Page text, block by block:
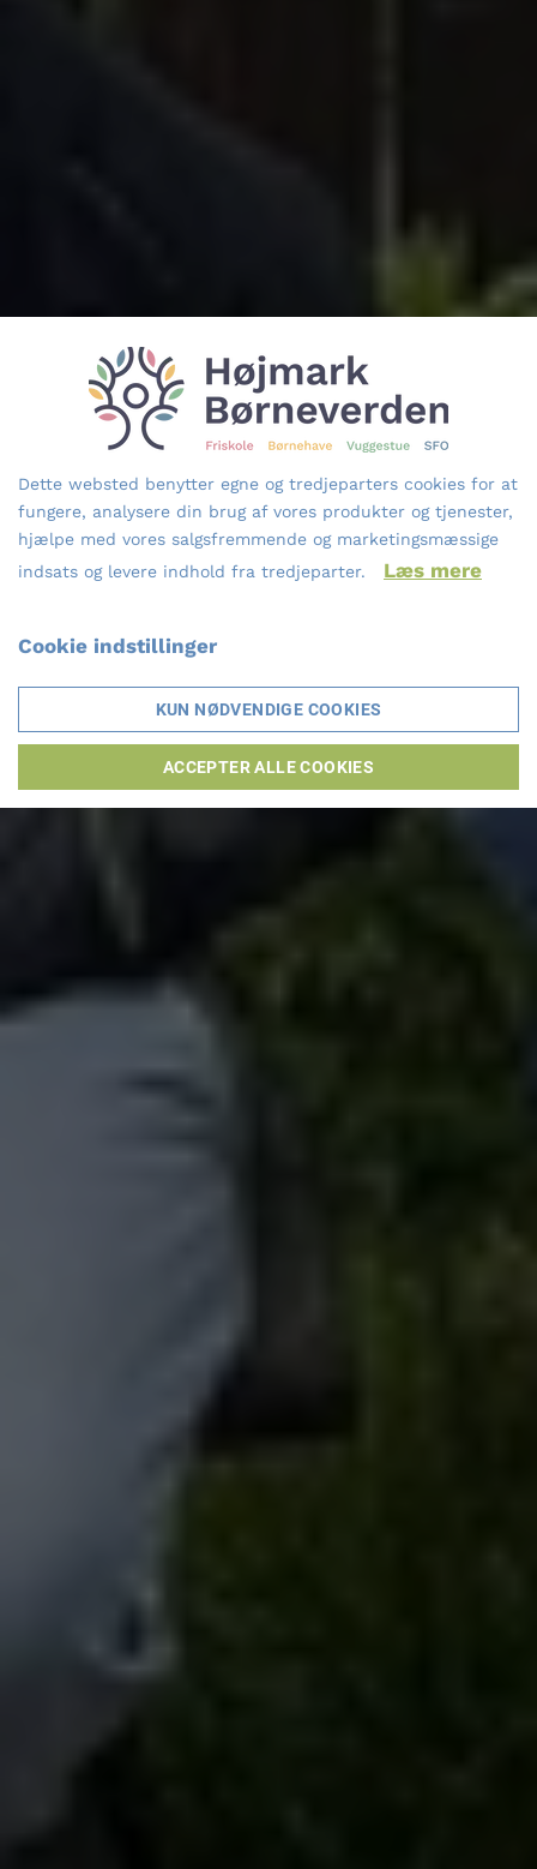
forældre
Dette websted benytter egne og tredjeparters cookies for at
fungere, analysere din brug af vores produkter og tjenester,
hjælpe med vores salgsfremmende og marketingsmæssige
indsats og levere indhold fra tredjeparter. Læs mere
Cookie indstillinger
KUN NØDVENDIGE COOKIES
ACCEPTER ALLE COOKIES